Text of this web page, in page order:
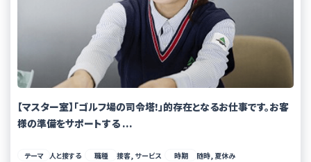
【マスター室】「ゴルフ場の司令塔!」的存在となるお仕事です。お客
様の準備をサポートする ...
テーマ 人と接する 職種 接客, サービス 時期 随時, 夏休み